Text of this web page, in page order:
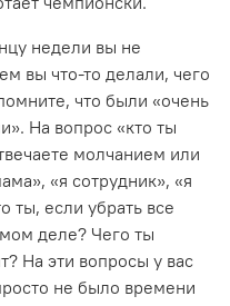
недели вы не
вы что-то делали, чего
что были «очень
На вопрос «кто ты
молчанием или
«я сотрудник», «я
ты, если убрать все
деле? Чего ты
На эти вопросы у вас
не было времени